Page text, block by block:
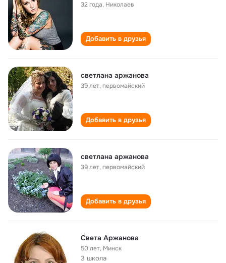
32 года, Николаев
Добавить в друзья
светлана аржанова
39 лет,первомайский
Добавить в друзья
светлана аржанова
39 лет,первомайский
Добавить в друзья
Света Аржанова
50 лет, Минск
3 школа